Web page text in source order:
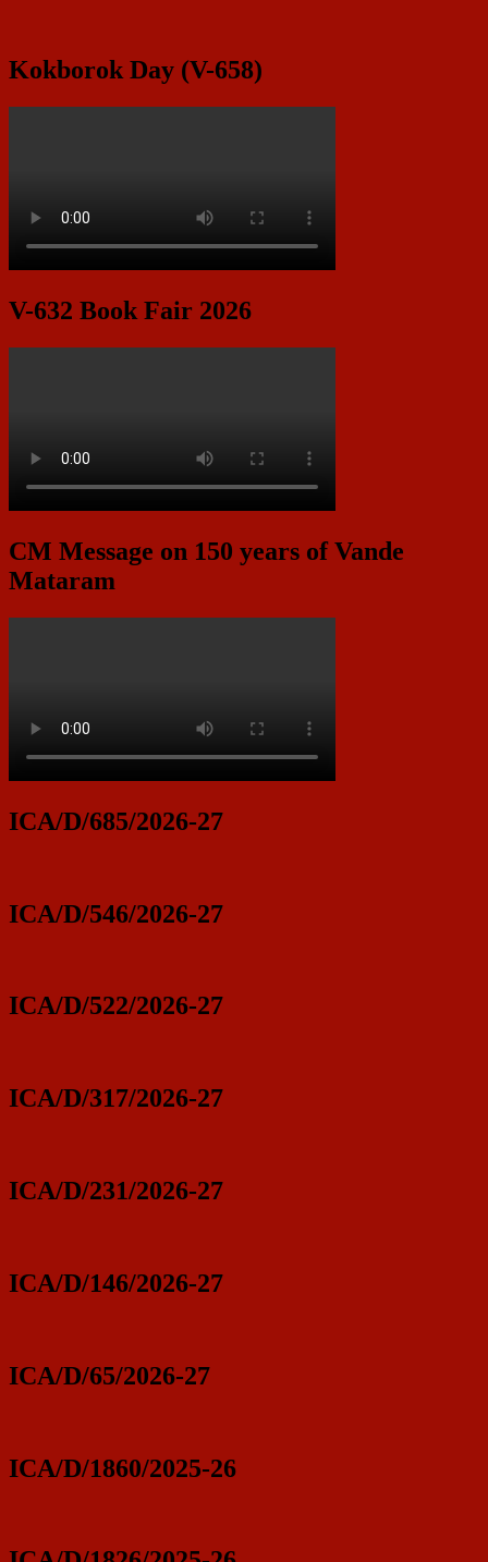
Kokborok Day (V-658)
V-632 Book Fair 2026
CM Message on 150 years of Vande
Mataram
ICA/D/685/2026-27
ICA/D/546/2026-27
ICA/D/522/2026-27
ICA/D/317/2026-27
ICA/D/231/2026-27
ICA/D/146/2026-27
ICA/D/65/2026-27
ICA/D/1860/2025-26